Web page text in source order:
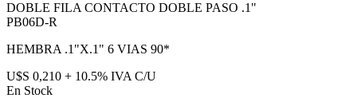
DOBLE FILA CONTACTO DOBLE PASO .1"
PB06D-R
HEMBRA .1"X.1" 6 VIAS 90*
U$S 0,210 + 10.5% IVA C/U
En Stock